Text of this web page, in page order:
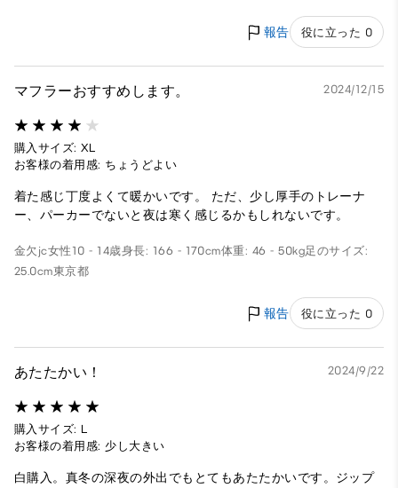
報告 役に立った 0
マフラーおすすめします。 2024/12/15
購入サイズ: XL
お客様の着用感: ちょうどよい
着た感じ丁度よくて暖かいです。 ただ、少し厚手のトレーナ
ー、パーカーでないと夜は寒く感じるかもしれないです。
金欠jc女性 10 - 14歳身長: 166 - 170cm体重: 46 - 50kg足のサイズ:
25.0cm東京都
報告 役に立った 0
あたたかい！ 2024/9/22
購入サイズ: L
お客様の着用感: 少し大きい
白購入。真冬の深夜の外出でもとてもあたたかいです。ジップ